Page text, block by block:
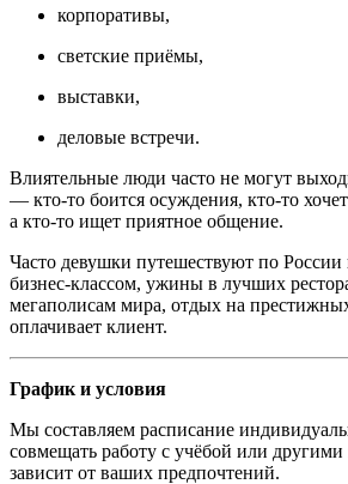
корпоративы,
светские приёмы,
выставки,
деловые встречи.
Влиятельные люди часто не могут
— кто-то боится осуждения, кто-то
а кто-то ищет приятное общение.
Часто девушки путешествуют по
бизнес-классом, ужины в лучших
мегаполисам мира, отдых на
оплачивает клиент.
График и условия
Мы составляем расписание
совмещать работу с учёбой или
зависит от ваших предпочтений.